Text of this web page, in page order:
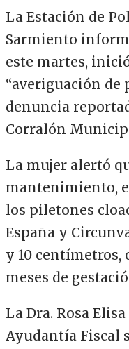
La Estación de
Sarmiento
este martes,
“averiguación de
denuncia
Corralón
La mujer alertó
mantenimiento,
los piletones
España y
y 10 centímetros,
meses de
La Dra. Rosa
Ayudantía Fiscal